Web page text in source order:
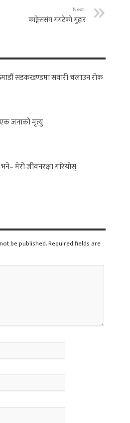
Next:
काङ्गेससंग गंगटेकाे गुहार
सडकखण्डमा सवारी चलाउन रोक
एक जनाको मृत्यु
मेरो जीवनरक्षा गरियोस्
be published. Required fields are